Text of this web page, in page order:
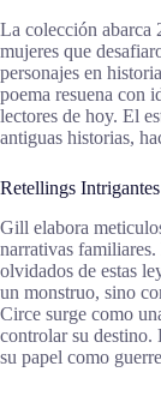
La colección abarca
mujeres que
personajes en
poema resuena con
lectores de hoy. El
antiguas historias,
Retellings
Gill elabora
narrativas familiares.
olvidados de estas
un monstruo, sino
Circe surge como
controlar su destino.
su papel como